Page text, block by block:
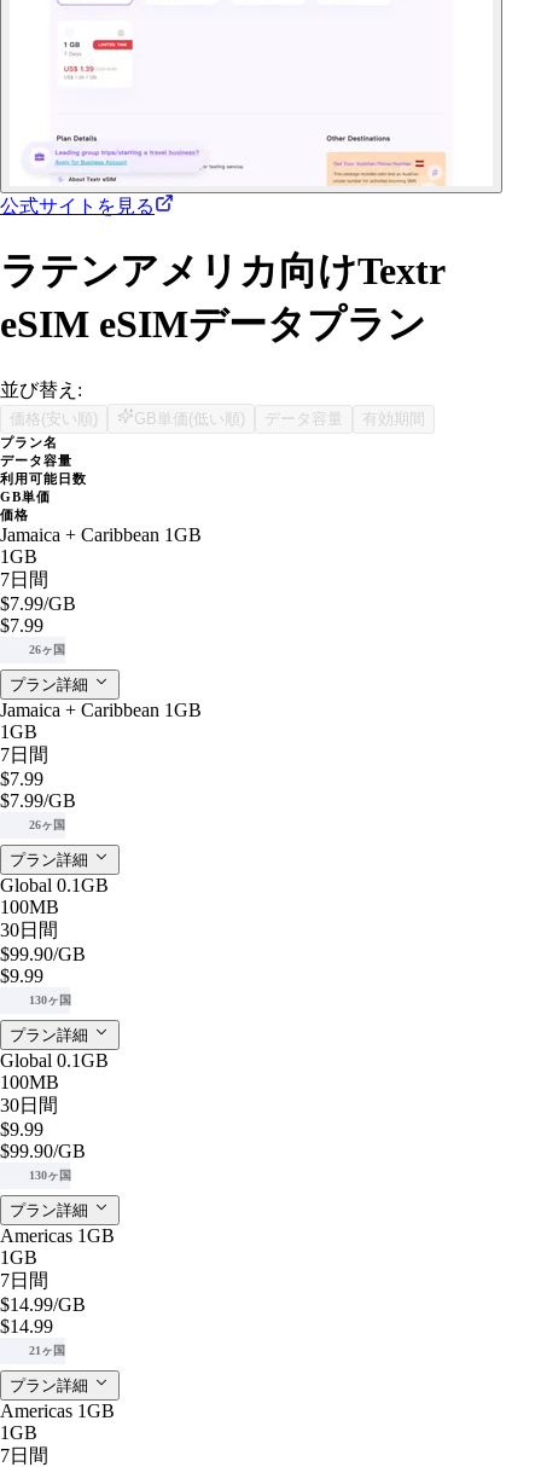
公式サイトを見る
ラテンアメリカ向けTextr
eSIM eSIMデータプラン
並び替え:
価格(安い順) GB単価(低い順) データ容量 有効期間
プラン名
データ容量
利用可能日数
GB単価
価格
Jamaica + Caribbean 1GB
1GB
7日間
$7.99/GB
$7.99
26ヶ国
プラン詳細
Jamaica + Caribbean 1GB
1GB
7日間
$7.99
$7.99/GB
26ヶ国
プラン詳細
Global 0.1GB
100MB
30日間
$99.90/GB
$9.99
130ヶ国
プラン詳細
Global 0.1GB
100MB
30日間
$9.99
$99.90/GB
130ヶ国
プラン詳細
Americas 1GB
1GB
7日間
$14.99/GB
$14.99
21ヶ国
プラン詳細
Americas 1GB
1GB
7日間